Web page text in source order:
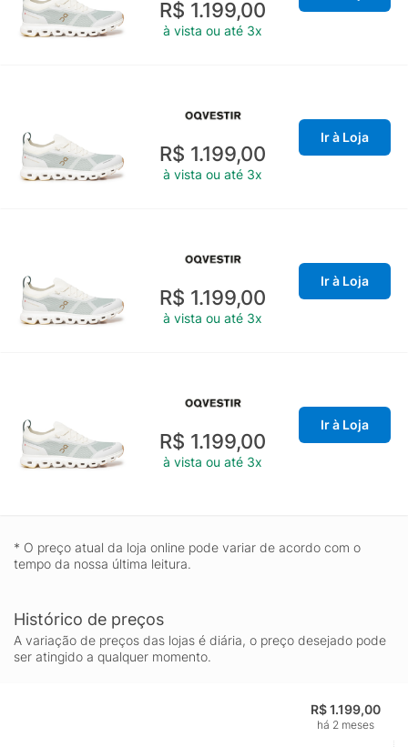
R$ 1.199,00
à vista ou até 3x
R$ 1.199,00
à vista ou até 3x
Ir à Loja
R$ 1.199,00
à vista ou até 3x
Ir à Loja
R$ 1.199,00
à vista ou até 3x
Ir à Loja
* O preço atual da loja online pode variar de acordo com o
tempo da nossa última leitura.
Histórico de preços
A variação de preços das lojas é diária, o preço desejado pode
ser atingido a qualquer momento.
R$ 1.199,00
há 2 meses